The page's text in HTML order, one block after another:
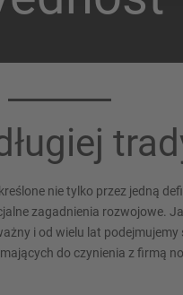
nie tylko przez jedną
zagadnienia rozwojowe.
i od wielu lat podejmujemy
do czynienia z firmą